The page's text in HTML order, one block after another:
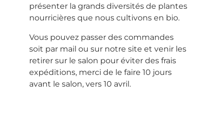
présenter la grands diversités de plantes
nourricières que nous cultivons en bio.
Vous pouvez passer des commandes
soit par mail ou sur notre site et venir les
retirer sur le salon pour éviter des frais
expéditions, merci de le faire 10 jours
avant le salon, vers 10 avril.